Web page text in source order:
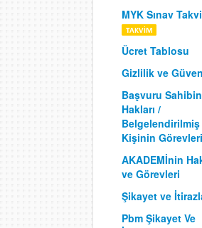
MYK Sınav
Ücret Tablosu
Gizlilik ve
Başvuru
Hakları /
Belgelendirilmiş
Kişinin Görevleri
AKADEMİnin
ve Görevleri
Şikayet ve
Pbm Şikayet Ve